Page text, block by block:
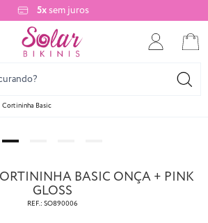
5xsem juros
Cortininha Basic
BASIC ONÇA + PINK
GLOSS
REF.: SO890006